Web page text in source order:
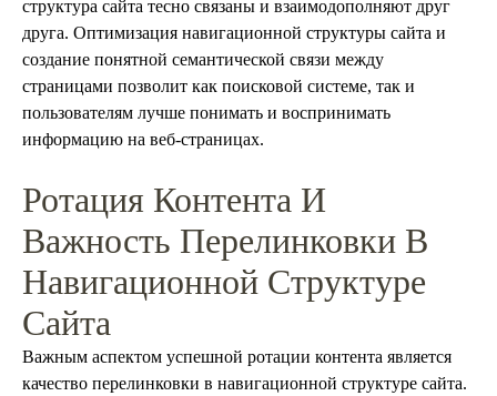
структура сайта тесно связаны и взаимодополняют друг
друга. Оптимизация навигационной структуры сайта и
создание понятной семантической связи между
страницами позволит как поисковой системе, так и
пользователям лучше понимать и воспринимать
информацию на веб-страницах.
Ротация Контента И
Важность Перелинковки В
Навигационной Структуре
Сайта
Важным аспектом успешной ротации контента является
качество перелинковки в навигационной структуре сайта.